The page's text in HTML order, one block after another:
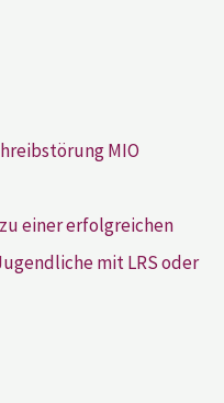
einer erfolgreichen
mit LRS oder